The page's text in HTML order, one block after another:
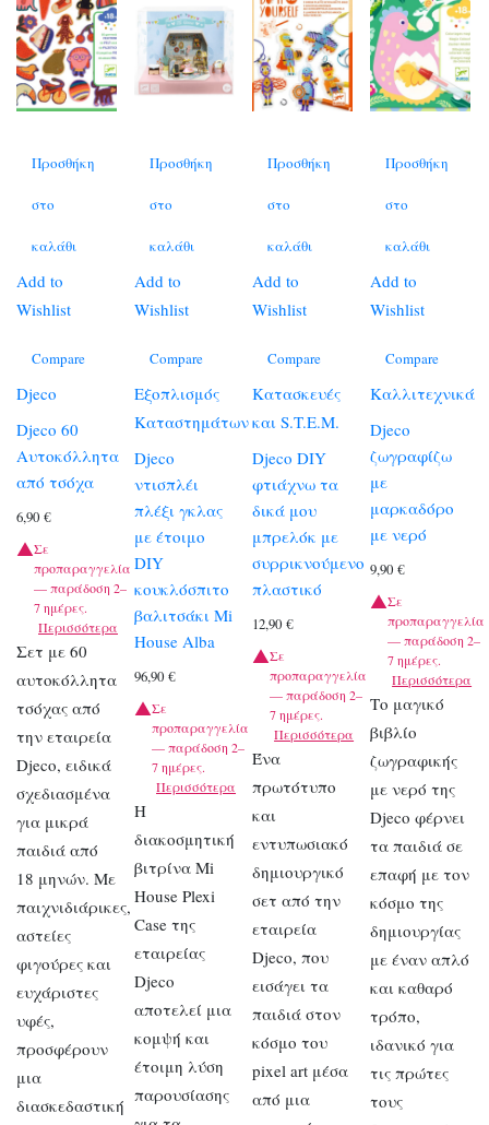
Προσθήκη
στο
καλάθι
Add to
Wishlist
Compare
Djeco
Djeco 60
Αυτοκόλλητα
από τσόχα
6,90 €
Σε
προπαραγγελία
— παράδοση 2–
7 ημέρες.
Περισσότερα
Σετ με 60
αυτοκόλλητα
τσόχας από
την εταιρεία
Djeco, ειδικά
σχεδιασμένα
για μικρά
παιδιά από
18 μηνών. Με
παιχνιδιάρικες,
αστείες
φιγούρες και
ευχάριστες
υφές,
προσφέρουν
μια
διασκεδαστική
Προσθήκη
στο
καλάθι
Add to
Wishlist
Compare
Εξοπλισμός
Καταστημάτων
Djeco
ντισπλέι
πλέξι γκλας
με έτοιμο
DIY
κουκλόσπιτο
βαλιτσάκι Mi
House Alba
96,90€
Σε
προπαραγγελία
— παράδοση 2–
7 ημέρες.
Περισσότερα
Η
διακοσμητική
βιτρίνα Mi
House Plexi
Case της
εταιρείας
Djeco
αποτελεί μια
κομψή και
έτοιμη λύση
παρουσίασης
Προσθήκη
στο
καλάθι
Add to
Wishlist
Compare
Κατασκευές
και S.T.E.M.
Djeco DIY
φτιάχνω τα
δικά μου
μπρελόκ με
συρρικνούμενο
πλαστικό
12,90€
Σε
προπαραγγελία
— παράδοση 2–
7 ημέρες.
Περισσότερα
Ένα
πρωτότυπο
και
εντυπωσιακό
δημιουργικό
σετ από την
εταιρεία
Djeco, που
εισάγει τα
παιδιά στον
κόσμο του
pixel art μέσα
από μια
Προσθήκη
στο
καλάθι
Add to
Wishlist
Compare
Καλλιτεχνικά
Djeco
ζωγραφίζω
με
μαρκαδόρο
με νερό
9,90€
Σε
προπαραγγελία
— παράδοση 2–
7 ημέρες.
Περισσότερα
Το μαγικό
βιβλίο
ζωγραφικής
με νερό της
Djeco φέρνει
τα παιδιά σε
επαφή με τον
κόσμο της
δημιουργίας
με έναν απλό
και καθαρό
τρόπο,
ιδανικό για
τις πρώτες
τους